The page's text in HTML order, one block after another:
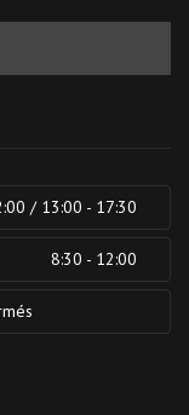
/ 13:00 - 17:30
8:30 - 12:00